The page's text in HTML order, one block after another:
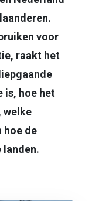
voor
raakt het
is, hoe het
welke
hoe de